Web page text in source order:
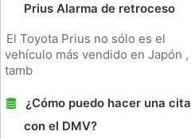
Prius Alarma de retroceso
El Toyota Prius no sólo es el
vehículo más vendido en Japón ,
tamb
¿Cómo puedo hacer una cita
con el DMV?